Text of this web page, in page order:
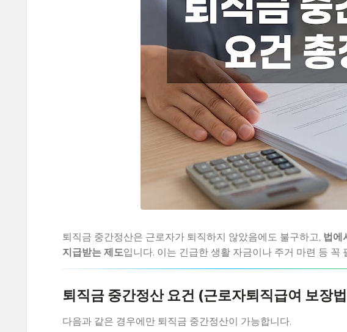
퇴직금 중간정산은 근로자가 퇴직하지 않았음에도 불구하고, 법에
지급받는 제도입니다. 이는 긴급한 생활 자금이나 주거 마련 등 꼭
퇴직금 중간정산 요건 (근로자퇴직급여 보장
다음과 같은 경우에만 퇴직금 중간정산이 가능합니다.